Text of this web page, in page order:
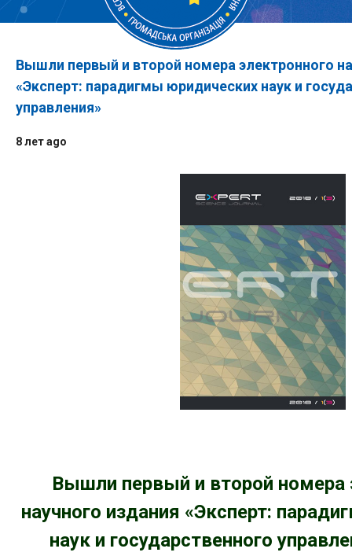
Вышли первый и второй номера электронного
«Эксперт: парадигмы юридических наук и
управления»
8 лет ago
Вышли первый и второй номера
научного издания «Эксперт:
наук и государственного